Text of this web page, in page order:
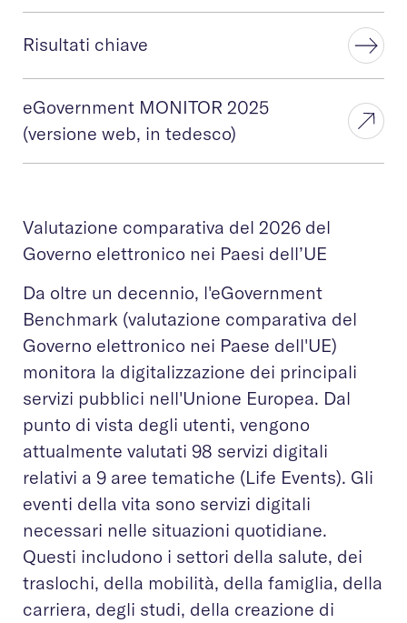
Risultati chiave
eGovernment MONITOR 2025
(versione web, in tedesco)
Valutazione comparativa del 2026 del
Governo elettronico nei Paesi dell’UE
Da oltre un decennio, l'eGovernment
Benchmark (valutazione comparativa del
Governo elettronico nei Paese dell'UE)
monitora la digitalizzazione dei principali
servizi pubblici nell'Unione Europea. Dal
punto di vista degli utenti, vengono
attualmente valutati 98 servizi digitali
relativi a 9 aree tematiche (Life Events). Gli
eventi della vita sono servizi digitali
necessari nelle situazioni quotidiane.
Questi includono i settori della salute, dei
traslochi, della mobilità, della famiglia, della
carriera, degli studi, della creazione di